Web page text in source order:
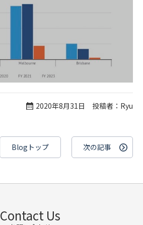
2020年8月31日 投稿者：Ryu
Blogトップ 次の記事
Contact Us